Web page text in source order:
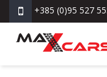
+385 (0)95 527